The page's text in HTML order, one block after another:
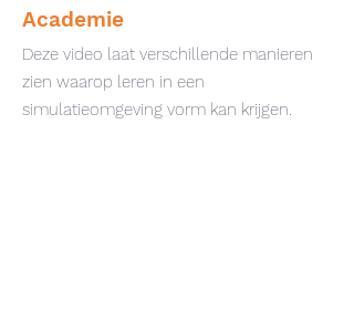
Academie
Deze video laat verschillende manieren
zien waarop leren in een
simulatieomgeving vorm kan krijgen.